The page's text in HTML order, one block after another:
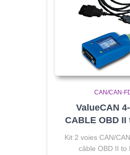
CAN/CAN-
ValueCAN
CABLE OBD II
Kit 2 voies CAN/
câble OBD II to